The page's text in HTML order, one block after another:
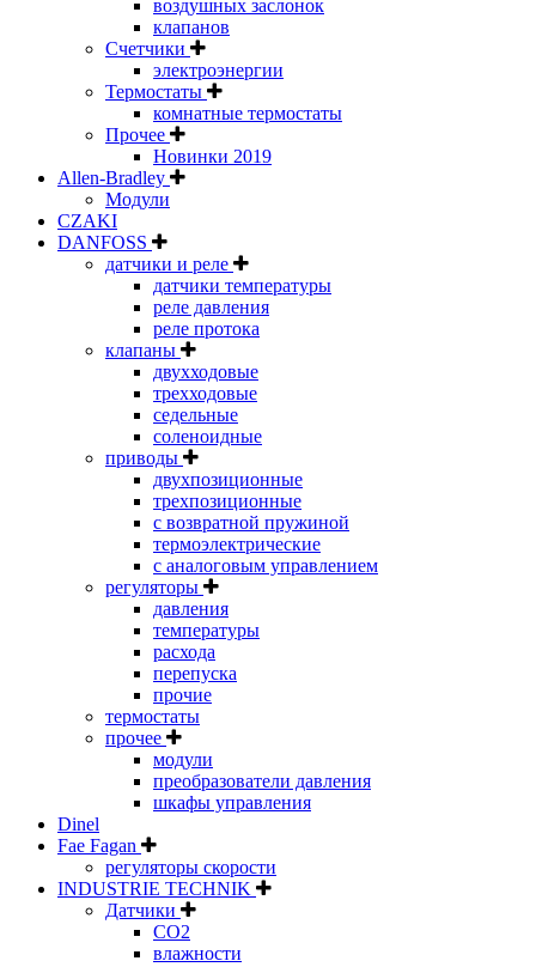
воздушных заслонок
клапанов
Счетчики
электроэнергии
Термостаты
комнатные термостаты
Прочее
Новинки 2019
Allen-Bradley
Модули
CZAKI
DANFOSS
датчики и реле
датчики температуры
реле давления
реле протока
клапаны
двухходовые
трехходовые
седельные
соленоидные
приводы
двухпозиционные
трехпозиционные
с возвратной пружиной
термоэлектрические
с аналоговым управлением
регуляторы
давления
температуры
расхода
перепуска
прочие
термостаты
прочее
модули
преобразователи давления
шкафы управления
Dinel
Fae Fagan
регуляторы скорости
INDUSTRIE TECHNIK
Датчики
CO2
влажности